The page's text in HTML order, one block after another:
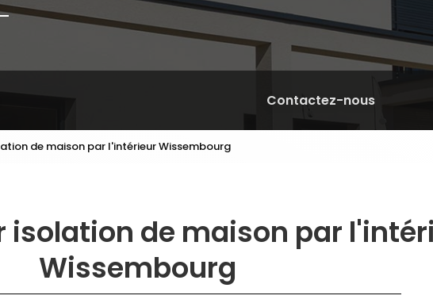
Contactez-nous
de maison par l'intérieur Wissembourg
isolation de maison par
Wissembourg